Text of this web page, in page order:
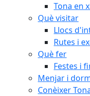
Tona en
Què visitar
Llocs
Rutes i
Què fer
Festes i
Menjar i
Conèixer